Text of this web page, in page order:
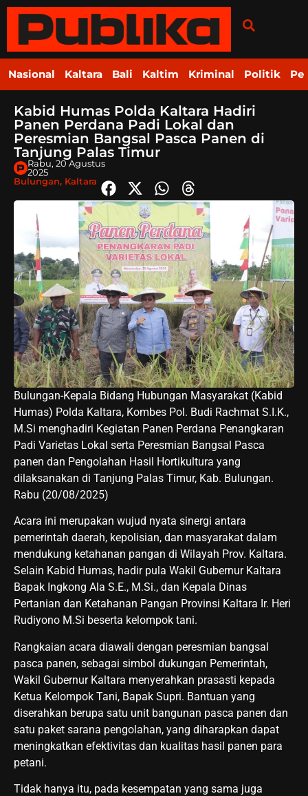
Nasional Kaltara Bali Kaltim Kriminal Politik
Kabid Humas Polda Kaltara Hadiri
Panen Perdana Padi Lokal dan
Peresmian Bangsal Pasca Panen di
Tanjung Palas Timur
Rabu, 20 Agustus
2025
Bulungan, Kaltara
Bulungan-Kepala Bidang Hubungan Masyarakat (Kabid
Humas) Polda Kaltara, Kombes Pol. Budi Rachmat S.I.K.,
M.Si menghadiri Kegiatan Panen Perdana Penangkaran
Padi Varietas Lokal serta Peresmian Bangsal Pasca
panen dan Pengolahan Hasil Hortikultura yang
dilaksanakan di Tanjung Palas Timur, Kab. Bulungan.
Rabu (20/08/2025)
Acara ini merupakan wujud nyata sinergi antara
pemerintah daerah, kepolisian, dan masyarakat dalam
mendukung ketahanan pangan di Wilayah Prov. Kaltara.
Selain Kabid Humas, hadir pula Wakil Gubernur Kaltara
Bapak Ingkong Ala S.E., M.Si., dan Kepala Dinas
Pertanian dan Ketahanan Pangan Provinsi Kaltara Ir. Heri
Rudiyono M.Si beserta kelompok tani.
Rangkaian acara diawali dengan peresmian bangsal
pasca panen, sebagai simbol dukungan Pemerintah,
Wakil Gubernur Kaltara menyerahkan prasasti kepada
Ketua Kelompok Tani, Bapak Supri. Bantuan yang
diserahkan berupa satu unit bangunan pasca panen dan
satu paket sarana pengolahan, yang diharapkan dapat
meningkatkan efektivitas dan kualitas hasil panen para
petani.
Tidak hanya itu, pada kesempatan yang sama juga